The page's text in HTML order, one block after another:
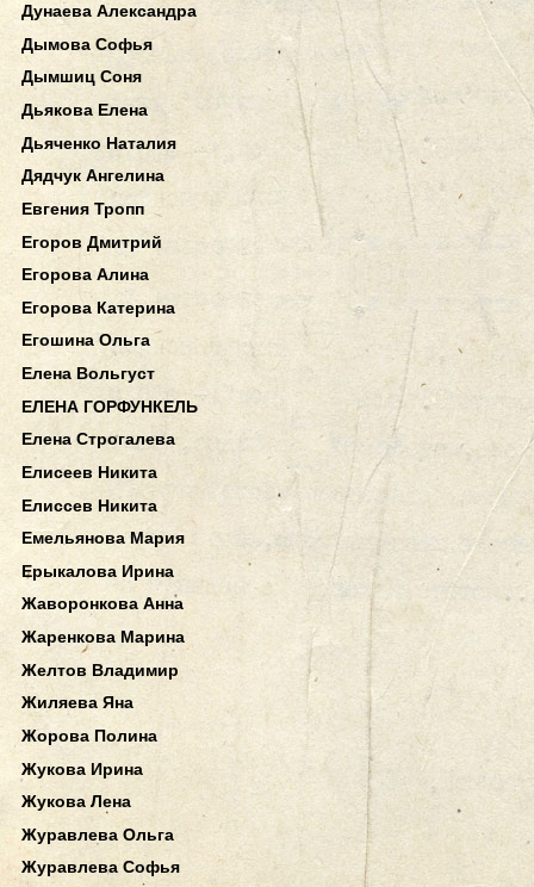
Дунаева Александра
Дымова Софья
Дымшиц Соня
Дьякова Елена
Дьяченко Наталия
Дядчук Ангелина
Евгения Тропп
Егоров Дмитрий
Егорова Алина
Егорова Катерина
Егошина Ольга
Елена Вольгуст
ЕЛЕНА ГОРФУНКЕЛЬ
Елена Строгалева
Елисеев Никита
Елиссев Никита
Емельянова Мария
Ерыкалова Ирина
Жаворонкова Анна
Жаренкова Марина
Желтов Владимир
Жиляева Яна
Жорова Полина
Жукова Ирина
Жукова Лена
Журавлева Ольга
Журавлева Софья